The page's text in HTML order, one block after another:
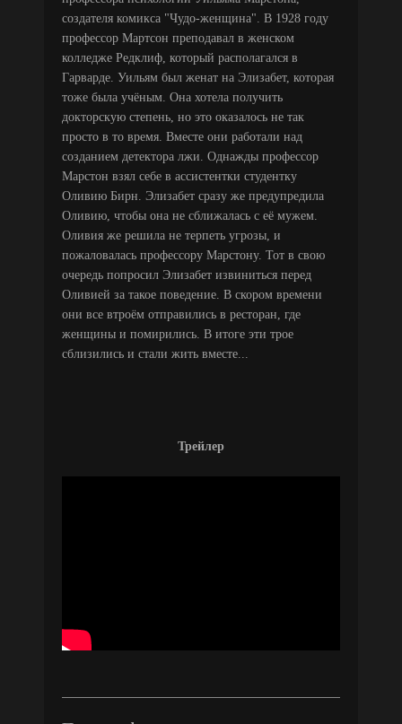
создателя комикса "Чудо-женщина". В 1928 году
профессор Мартсон преподавал в женском
колледже Редклиф, который располагался в
Гарварде. Уильям был женат на Элизабет, которая
тоже была учёным. Она хотела получить
докторскую степень, но это оказалось не так
просто в то время. Вместе они работали над
созданием детектора лжи. Однажды профессор
Марстон взял себе в ассистентки студентку
Оливию Бирн. Элизабет сразу же предупредила
Оливию, чтобы она не сближалась с её мужем.
Оливия же решила не терпеть угрозы, и
пожаловалась профессору Марстону. Тот в свою
очередь попросил Элизабет извиниться перед
Оливией за такое поведение. В скором времени
они все втроём отправились в ресторан, где
женщины и помирились. В итоге эти трое
сблизились и стали жить вместе...
Трейлер